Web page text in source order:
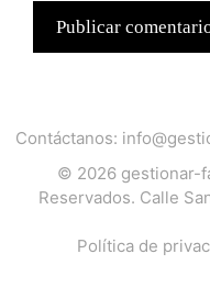
Contáctanos:
© 2026 gestionar-
Reservados. Calle
Política de